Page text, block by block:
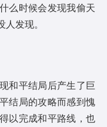
么时候会发现我偷天
发现。
和平结局后产生了巨
结局的攻略而感到愧
以完成和平路线，也